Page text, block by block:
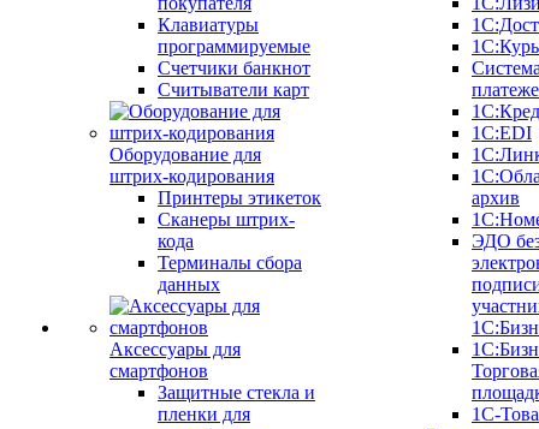
Клавиатуры
программируемые
Счетчики банкнот
Считыватели карт
Оборудование для
штрих-кодирования
Принтеры этикеток
Сканеры штрих-
кода
Терминалы сбора
данных
Аксессуары для
смартфонов
Защитные стекла и
пленки для
1С:EDI
архив
ЭДО
1С-